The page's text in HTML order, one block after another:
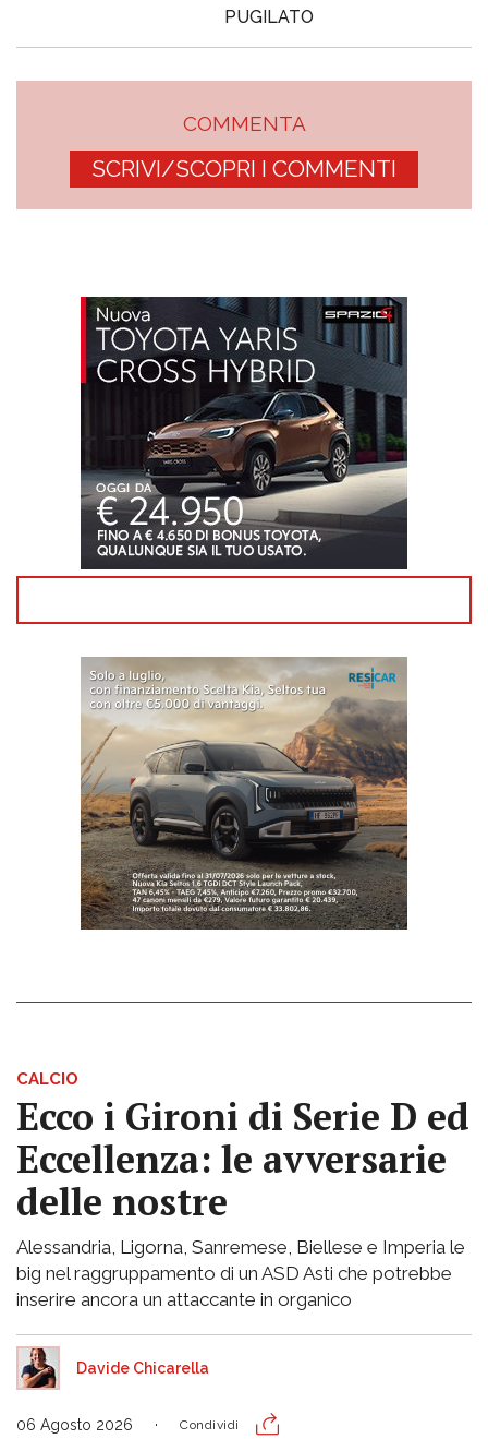
PUGILATO
COMMENTA
SCRIVI/SCOPRI I COMMENTI
CALCIO
Ecco i Gironi di Serie D ed
Eccellenza: le avversarie
delle nostre
Alessandria, Ligorna, Sanremese, Biellese e Imperia le
big nel raggruppamento di un ASD Asti che potrebbe
inserire ancora un attaccante in organico
Davide Chicarella
06 Agosto 2026 Condividi